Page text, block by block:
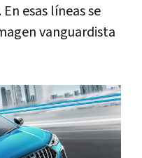
esas líneas se
vanguardista